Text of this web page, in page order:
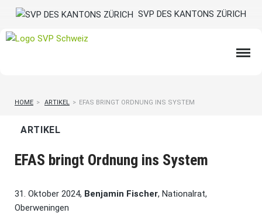
SVP DES KANTONS ZÜRICH
HOME > ARTIKEL > EFAS BRINGT ORDNUNG INS SYSTEM
ARTIKEL
EFAS bringt Ordnung ins System
31. Oktober 2024, Benjamin Fischer, Nationalrat,
Oberweningen